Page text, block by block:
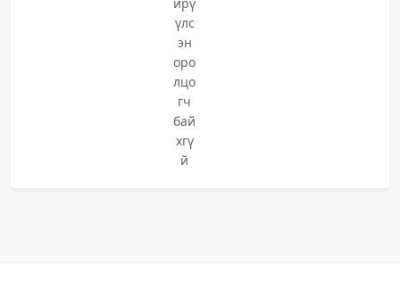
үлс
эн
оро
лцо
гч
бай
хгү
й